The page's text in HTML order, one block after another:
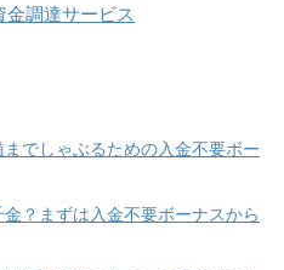
調達サービス
でしゃぶるための入金不要ボー
？まずは入金不要ボーナスから